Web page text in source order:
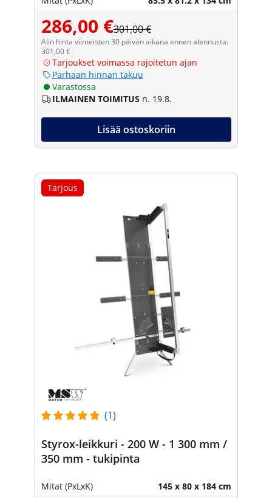
286,00 €301,00 €
Alin hinta viimeisten 30 päivän aikana ennen alennusta:
301,00 €
Tarjoukset voimassa rajoitetun ajan
Parhaan hinnan takuu
Varastossa
ILMAINEN TOIMITUS n. 19.8.
Lisää ostoskoriin
Tarjous
(1)
Styrox-leikkuri - 200 W - 1 300 mm /
350 mm - tukipinta
Mitat (PxLxK) 145 x 80 x 184 cm